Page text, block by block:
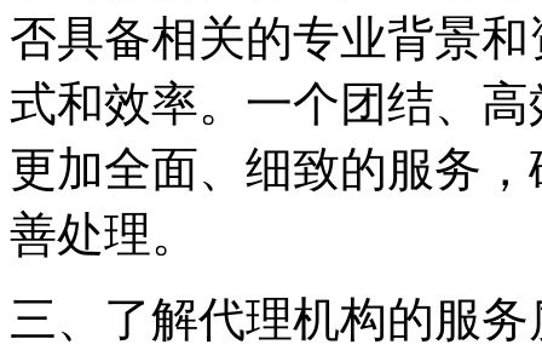
否具备相关的专业背景
式和效率。一个团结、
更加全面、细致的服务
善处理。
三、了解代理机构的服